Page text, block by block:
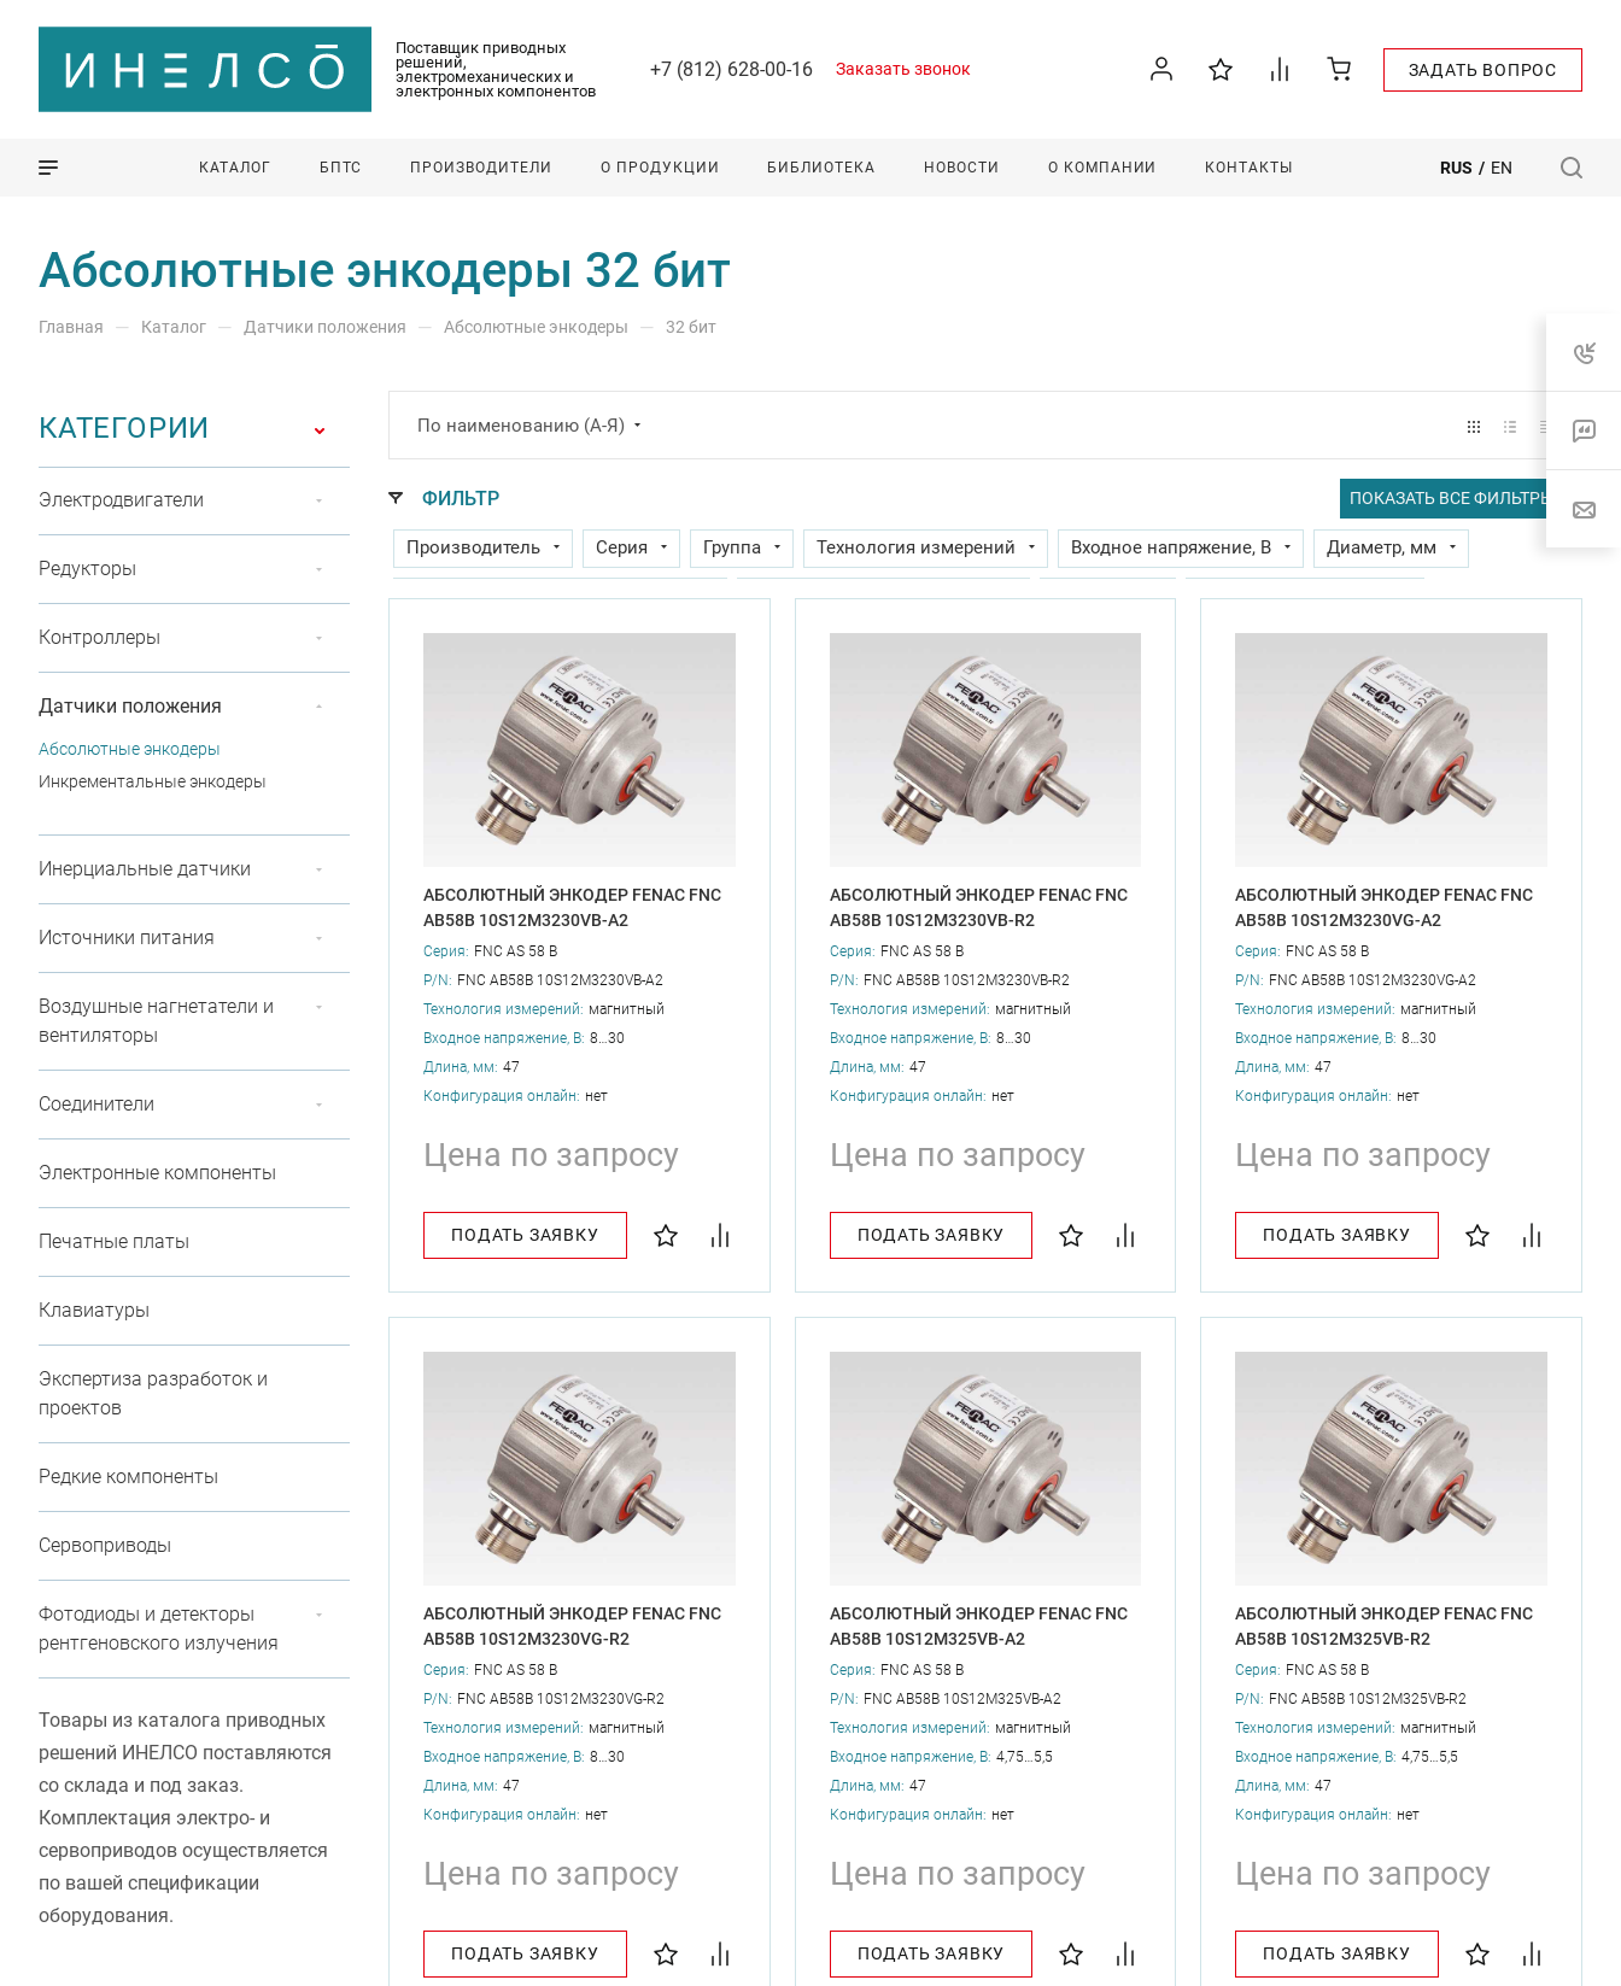
Поставщик приводных
решений,
электромеханических и
электронных компонентов
+7 (812) 628-00-16 Заказать звонок ЗАДАТЬ ВОПРОС
КАТАЛОГ БПТС ПРОИЗВОДИТЕЛИ О ПРОДУКЦИИ БИБЛИОТЕКА НОВОСТИ О КОМПАНИИ КОНТАКТЫ RUS / EN
Абсолютные энкодеры 32 бит
Главная — Каталог — Датчики положения — Абсолютные энкодеры — 32 бит
По наименованию (А-Я)
ФИЛЬТР ПОКАЗАТЬ ВСЕ ФИЛЬТРЫ
Производитель Серия Группа Технология измерений Входное напряжение, В Диаметр, мм
Диапазон рабочих температур, °С Рабочая температура max, °С Длина, мм Конфигурация онлайн
Разрядов на подсчет оборотов, бит Максимальная тактовая частота, кГц Степень защиты
Входное напряжение, max, В Входное напряжение, min, В Диаметр вала, мм
АБСОЛЮТНЫЙ ЭНКОДЕР FENAC FNC
AB58B 10S12M3230VB-A2
Серия: FNC AS 58 B
P/N: FNC AB58B 10S12M3230VB-A2
Технология измерений: магнитный
Входное напряжение, В: 8…30
Длина, мм: 47
Конфигурация онлайн: нет
Цена по запросу
ПОДАТЬ ЗАЯВКУ
АБСОЛЮТНЫЙ ЭНКОДЕР FENAC FNC
AB58B 10S12M3230VB-R2
Серия: FNC AS 58 B
P/N: FNC AB58B 10S12M3230VB-R2
Технология измерений: магнитный
Входное напряжение, В: 8…30
Длина, мм: 47
Конфигурация онлайн: нет
Цена по запросу
ПОДАТЬ ЗАЯВКУ
АБСОЛЮТНЫЙ ЭНКОДЕР FENAC FNC
AB58B 10S12M3230VG-A2
Серия: FNC AS 58 B
P/N: FNC AB58B 10S12M3230VG-A2
Технология измерений: магнитный
Входное напряжение, В: 8…30
Длина, мм: 47
Конфигурация онлайн: нет
Цена по запросу
ПОДАТЬ ЗАЯВКУ
АБСОЛЮТНЫЙ ЭНКОДЕР FENAC FNC
AB58B 10S12M3230VG-R2
Серия: FNC AS 58 B
P/N: FNC AB58B 10S12M3230VG-R2
Технология измерений: магнитный
Входное напряжение, В: 8…30
Длина, мм: 47
Конфигурация онлайн: нет
Цена по запросу
ПОДАТЬ ЗАЯВКУ
АБСОЛЮТНЫЙ ЭНКОДЕР FENAC FNC
AB58B 10S12M325VB-A2
Серия: FNC AS 58 B
P/N: FNC AB58B 10S12M325VB-A2
Технология измерений: магнитный
Входное напряжение, В: 4,75…5,5
Длина, мм: 47
Конфигурация онлайн: нет
Цена по запросу
ПОДАТЬ ЗАЯВКУ
АБСОЛЮТНЫЙ ЭНКОДЕР FENAC FNC
AB58B 10S12M325VB-R2
Серия: FNC AS 58 B
P/N: FNC AB58B 10S12M325VB-R2
Технология измерений: магнитный
Входное напряжение, В: 4,75…5,5
Длина, мм: 47
Конфигурация онлайн: нет
Цена по запросу
ПОДАТЬ ЗАЯВКУ
КАТЕГОРИИ
Электродвигатели
Редукторы
Контроллеры
Датчики положения
Абсолютные энкодеры
Инкрементальные энкодеры
Инерциальные датчики
Источники питания
Воздушные нагнетатели и
вентиляторы
Соединители
Электронные компоненты
Печатные платы
Клавиатуры
Экспертиза разработок и
проектов
Редкие компоненты
Сервоприводы
Фотодиоды и детекторы
рентгеновского излучения
Товары из каталога приводных
решений ИНЕЛСО поставляются
со склада и под заказ.
Комплектация электро- и
сервоприводов осуществляется
по вашей спецификации
оборудования.